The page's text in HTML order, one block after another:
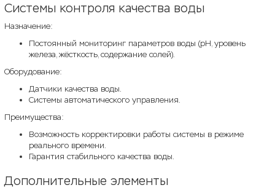
Системы контроля качества воды
Назначение:
Постоянный мониторинг параметров воды (pH, уровень
железа, жёсткость, содержание солей).
Оборудование:
Датчики качества воды.
Системы автоматического управления.
Преимущества:
Возможность корректировки работы системы в режиме
реального времени.
Гарантия стабильного качества воды.
Дополнительные элементы